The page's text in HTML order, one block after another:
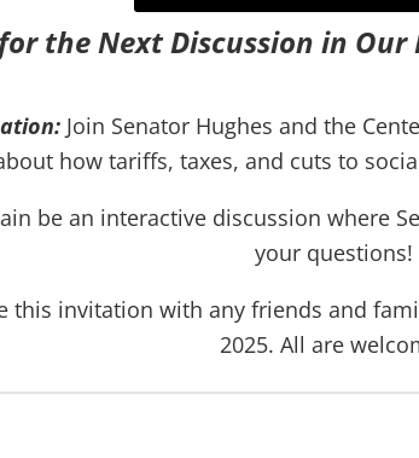
for the Next Discussion in Our
Join Senator Hughes and the
how tariffs, taxes, and cuts to
be an interactive discussion where
your questions!
this invitation with any friends and
2025. All are